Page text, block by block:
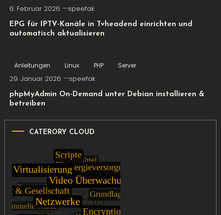
6. Februar 2026 speefak
EPG für IPTV-Kanäle in Tvheadend einrichten und
automatisch aktualisieren
Anleitungen Linux PHP Server
29. Januar 2026 speefak
phpMyAdmin On-Demand unter Debian installieren &
betreiben
CATERORY CLOUD